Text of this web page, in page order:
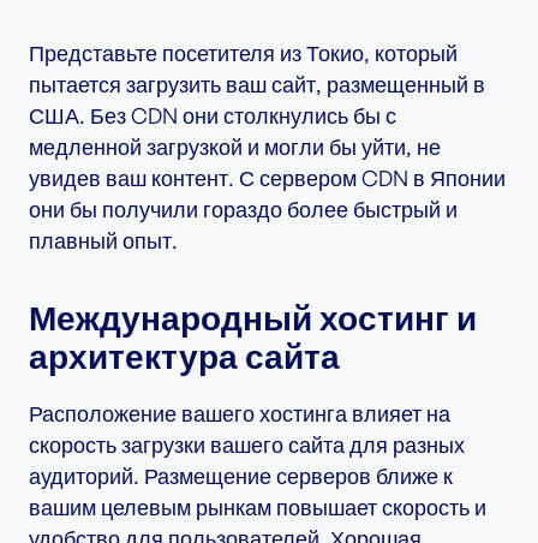
Представьте посетителя из Токио, который
пытается загрузить ваш сайт, размещенный в
США. Без CDN они столкнулись бы с
медленной загрузкой и могли бы уйти, не
увидев ваш контент. С сервером CDN в Японии
они бы получили гораздо более быстрый и
плавный опыт.
Международный хостинг и
архитектура сайта
Расположение вашего хостинга влияет на
скорость загрузки вашего сайта для разных
аудиторий. Размещение серверов ближе к
вашим целевым рынкам повышает скорость и